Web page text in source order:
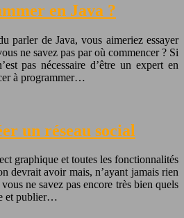
en Java ?
parler de Java, vous aimeriez essayer
ne savez pas par où commencer ? Si
pas nécessaire d’être un expert en
à programmer…
un réseau social
graphique et toutes les fonctionnalités
devrait avoir mais, n’ayant jamais rien
ne savez pas encore très bien quels
et publier…